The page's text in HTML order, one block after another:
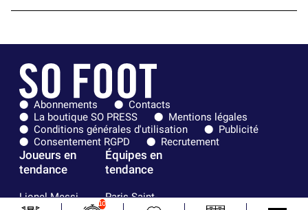
Abonnements
Contacts
La boutique SO PRESS
Mentions légales
Conditions générales d'utilisation
Publicité
Consentement RGPD
Recrutement
Joueurs en
tendance
Lionel Messi
Équipes en
tendance
Paris Saint-
10